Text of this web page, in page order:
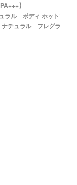
】
ラル ボディ ホットマッ
チュラル フレグランス